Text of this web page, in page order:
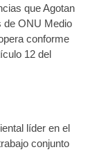
que Agotan
de ONU Medio
conforme
12 del
líder en el
conjunto